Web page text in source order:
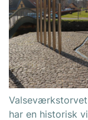
har en historisk